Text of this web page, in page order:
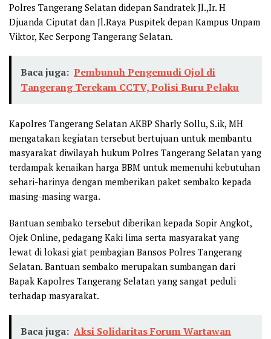
Polres Tangerang Selatan didepan Sandratek Jl.,Ir. H
Djuanda Ciputat dan Jl.Raya Puspitek depan Kampus Unpam
Viktor, Kec Serpong Tangerang Selatan.
Baca juga: Pembunuh Pengemudi Ojol di
Tangerang Terekam CCTV, Polisi Buru Pelaku
Kapolres Tangerang Selatan AKBP Sharly Sollu, S.ik, MH
mengatakan kegiatan tersebut bertujuan untuk membantu
masyarakat diwilayah hukum Polres Tangerang Selatan yang
terdampak kenaikan harga BBM untuk memenuhi kebutuhan
sehari-harinya dengan memberikan paket sembako kepada
masing-masing warga.
Bantuan sembako tersebut diberikan kepada Sopir Angkot,
Ojek Online, pedagang Kaki lima serta masyarakat yang
lewat di lokasi giat pembagian Bansos Polres Tangerang
Selatan. Bantuan sembako merupakan sumbangan dari
Bapak Kapolres Tangerang Selatan yang sangat peduli
terhadap masyarakat.
Baca juga: Aksi Solidaritas Forum Wartawan